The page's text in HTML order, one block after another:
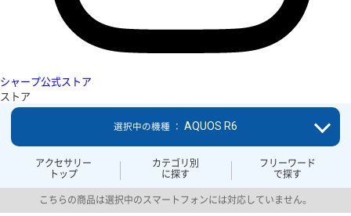
シャープ公式ストア
ストア
アクセサリー
トップ
カテゴリ別
に探す
フリーワード
で探す
選択中の機種 ： AQUOS R6
こちらの商品は選択中のスマートフォンには対応していません。